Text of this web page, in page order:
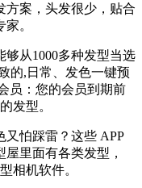
方案，头发很少，贴合
。
从1000多种发型当选
的,日常、发色一键预
员：您的会员到期前
发型。
怕踩雷？这些 APP
里面有各类发型，
相机软件。